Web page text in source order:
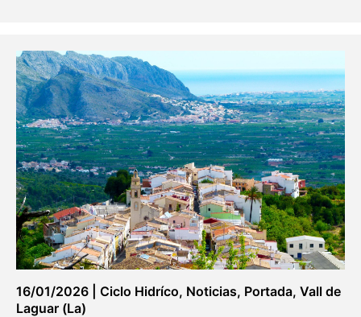
16/01/2026 Ciclo Hidríco, Noticias, Portada, Vall de
Laguar (La)